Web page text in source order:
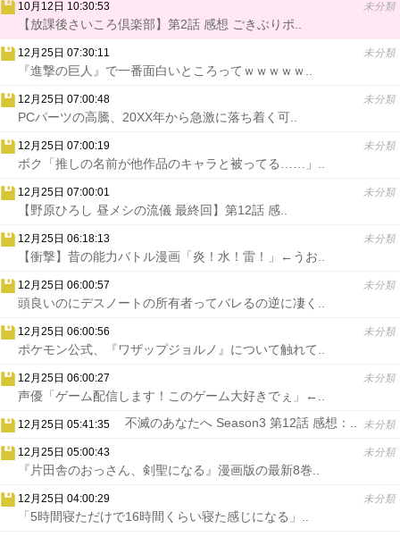
10月12日 10:30:53 未分類
【放課後さいころ倶楽部】第2話 感想 ごきぶりポ..
12月25日 07:30:11 未分類
『進撃の巨人』で一番面白いところってｗｗｗｗｗ..
12月25日 07:00:48 未分類
PCパーツの高騰、20XX年から急激に落ち着く可..
12月25日 07:00:19 未分類
ボク「推しの名前が他作品のキャラと被ってる……」..
12月25日 07:00:01 未分類
【野原ひろし 昼メシの流儀 最終回】第12話 感..
12月25日 06:18:13 未分類
【衝撃】昔の能力バトル漫画「炎！水！雷！」←うお..
12月25日 06:00:57 未分類
頭良いのにデスノートの所有者ってバレるの逆に凄く..
12月25日 06:00:56 未分類
ポケモン公式、『ワザップジョルノ』について触れて..
12月25日 06:00:27 未分類
声優「ゲーム配信します！このゲーム大好きでぇ」←..
12月25日 05:41:35 未分類
不滅のあなたへ Season3 第12話 感想：..
12月25日 05:00:43 未分類
『片田舎のおっさん、剣聖になる』漫画版の最新8巻..
12月25日 04:00:29 未分類
「5時間寝ただけで16時間くらい寝た感じになる」..